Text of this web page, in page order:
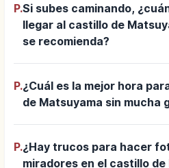
P.Si subes caminando,
llegar al castillo de
se recomienda?
P.¿Cuál es la mejor hora
de Matsuyama sin mucha
P.¿Hay trucos para hacer
miradores en el castillo de